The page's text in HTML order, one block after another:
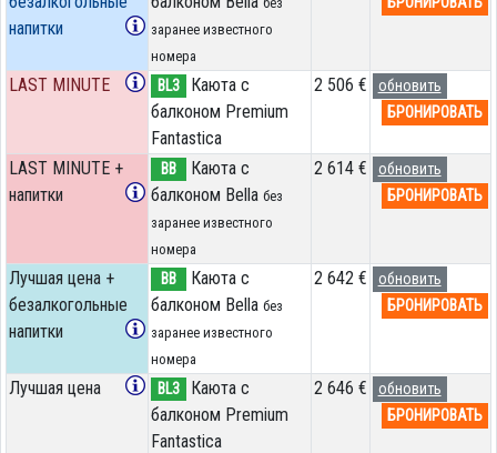
напитки
заранее известного
номера
LAST MINUTE BL3
Каюта с
балконом Premium
Fantastica
2 506 €
обновить
БРОНИРОВАТЬ
LAST MINUTE +
напитки
BB
Каюта с
балконом Bella без
заранее известного
номера
2 614 €
обновить
БРОНИРОВАТЬ
Лучшая цена +
безалкогольные
напитки
BB
Каюта с
балконом Bella без
заранее известного
номера
2 642 €
обновить
БРОНИРОВАТЬ
Лучшая цена BL3
Каюта с
балконом Premium
Fantastica
2 646 €
обновить
БРОНИРОВАТЬ